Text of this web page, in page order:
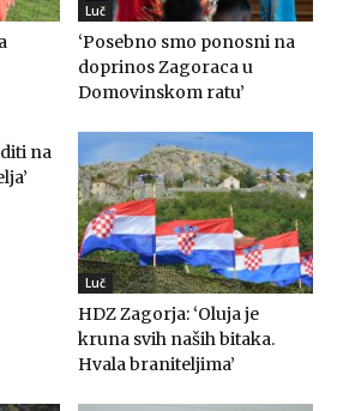
Luč
‘Posebno smo ponosni na
doprinos Zagoraca u
Domovinskom ratu’
na
Luč
HDZ Zagorja: ‘Oluja je
kruna svih naših bitaka.
Hvala braniteljima’